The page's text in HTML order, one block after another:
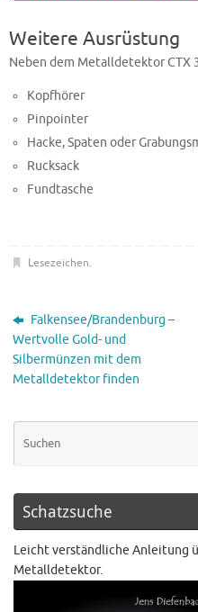
Weitere Ausrüstung
Neben dem Metalldetektor CTX
Kopfhörer
Pinpointer
Hacke, Spaten oder
Rucksack
Fundtasche
Lesezeichen.
Falkensee/Brandenburg –
Wertvolle Gold- und
Silbermünzen mit dem
Metalldetektor finden
Schatzsuche
Leicht verständliche Anleitung
Metalldetektor.